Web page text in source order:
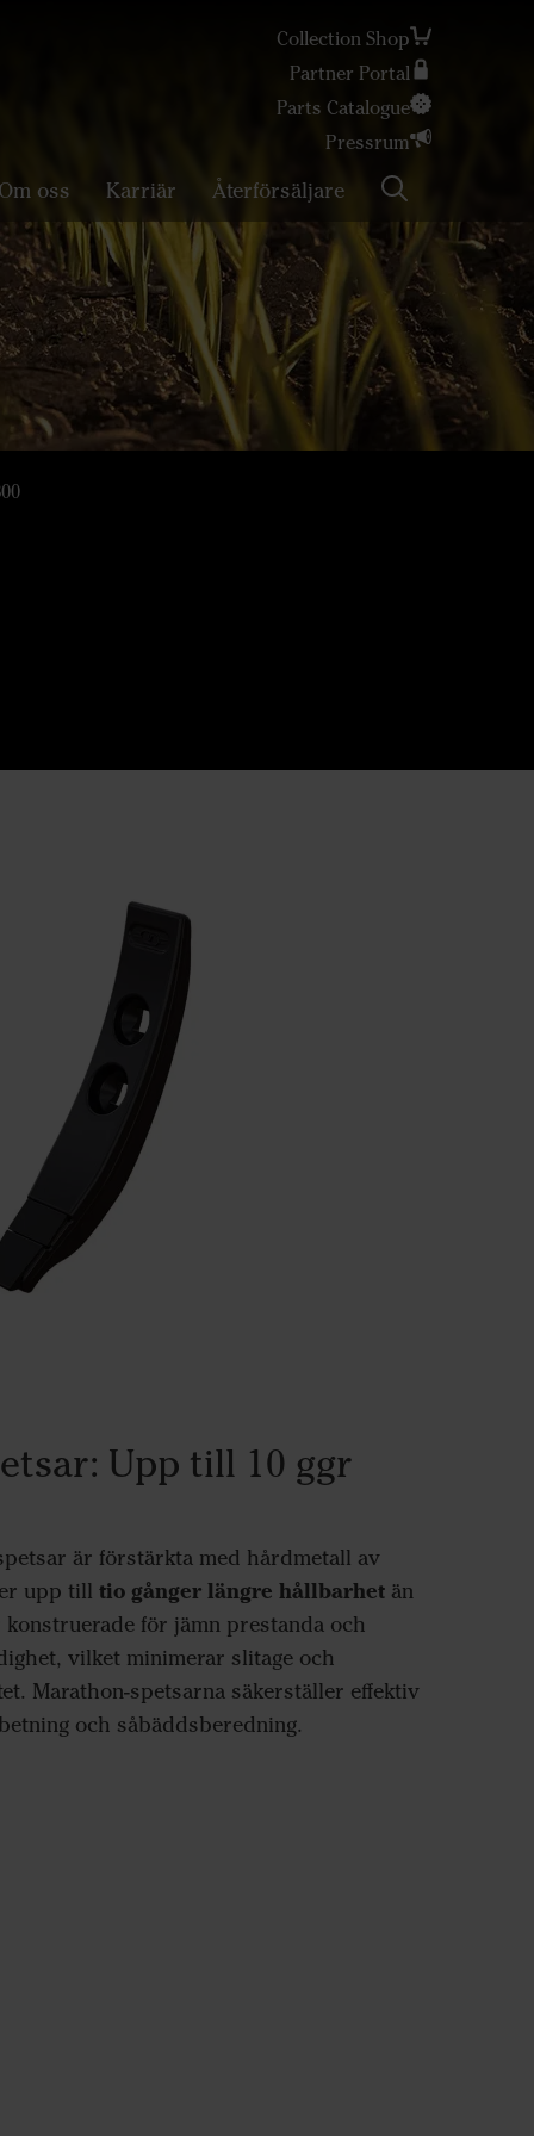
Collection Shop
Partner Portal
Parts Catalogue
Pressrum
Om oss Karriär Återförsäljare
Upp till 10 ggr
är förstärkta med hårdmetall av
upp till tio gånger längre hållbarhet än
för jämn prestanda och
vilket minimerar slitage och
Marathon-spetsarna säkerställer effektiv
och såbäddsberedning.